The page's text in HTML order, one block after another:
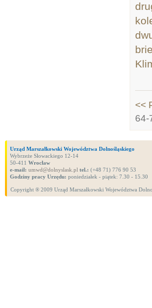
<<
64-
Urząd Marszałkowski Województwa Dolnośląskiego
Wybrzeże Słowackiego 12-14
50-411 Wrocław
e-mail: umwd@dolnyslask.pl tel.: (+48 71) 776 90 53
Godziny pracy Urzędu: poniedziałek - piątek: 7.30 - 15.30
Copyright ® 2009 Urząd Marszałkowski Województwa